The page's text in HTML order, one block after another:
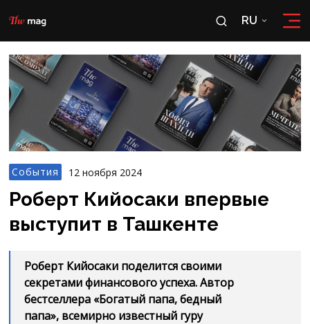
RU
RU
OʻZ
События 12 ноября 2024
Роберт Кийосаки впервые
выступит в Ташкенте
Роберт Кийосаки поделится своими
секретами финансового успеха. Автор
бестселлера «Богатый папа, бедный
папа», всемирно известный гуру